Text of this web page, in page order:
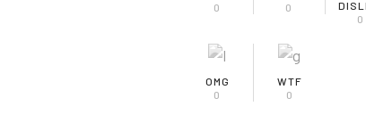
0
0
0
OMG
0
WTF
0